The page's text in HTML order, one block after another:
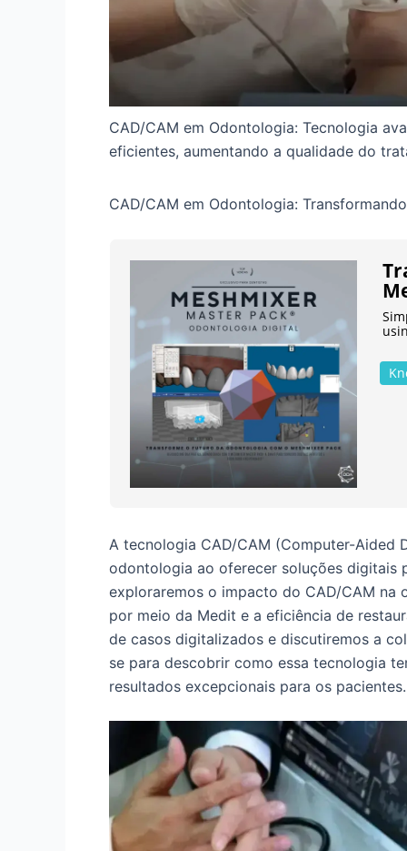
CAD/CAM em Odontologia: Tecnologia
eficientes, aumentando a qualidade do
CAD/CAM em Odontologia:
A tecnologia CAD/CAM (Computer-Aided
odontologia ao oferecer soluções digitais
exploraremos o impacto do CAD/CAM
por meio da Medit e a eficiência de
de casos digitalizados e discutiremos a
se para descobrir como essa tecnologia
resultados excepcionais para os pacientes.